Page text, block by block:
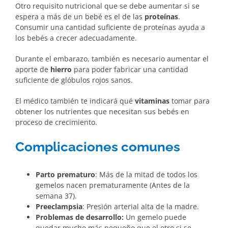
Otro requisito nutricional que se debe aumentar si se
espera a más de un bebé es el de las proteínas.
Consumir una cantidad suficiente de proteínas ayuda a
los bebés a crecer adecuadamente.
Durante el embarazo, también es necesario aumentar el
aporte de hierro para poder fabricar una cantidad
suficiente de glóbulos rojos sanos.
El médico también te indicará qué vitaminas tomar para
obtener los nutrientes que necesitan sus bebés en
proceso de crecimiento.
Complicaciones comunes
Parto prematuro: Más de la mitad de todos los
gemelos nacen prematuramente (Antes de la
semana 37).
Preeclampsia: Presión arterial alta de la madre.
Problemas de desarrollo: Un gemelo puede